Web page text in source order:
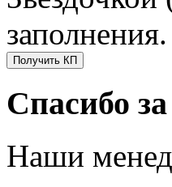
заполнения.
Получить КП
Спасибо
Наши